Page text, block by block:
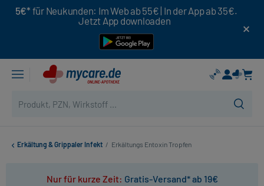
5€* für Neukunden: Im Web ab 55€ | In der App ab 35€.
Jetzt App downloaden
Erkältung & Grippaler Infekt / Erkältungs Entoxin Tropfen
Nur für kurze Zeit: Gratis-Versand* ab 19€